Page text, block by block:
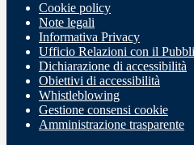
Cookie policy
Note legali
Informativa Privacy
Ufficio Relazioni con il
Dichiarazione di accessibilità
Obiettivi di accessibilità
Whistleblowing
Gestione consensi cookie
Amministrazione trasparente